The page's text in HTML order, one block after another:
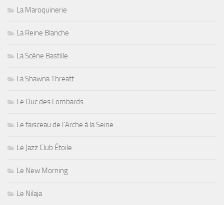
La Maroquinerie
La Reine Blanche
La Scène Bastille
La Shawna Threatt
Le Duc des Lombards
Le faisceau de l'Arche à la Seine
Le Jazz Club Étoile
Le New Morning
Le Nilaja